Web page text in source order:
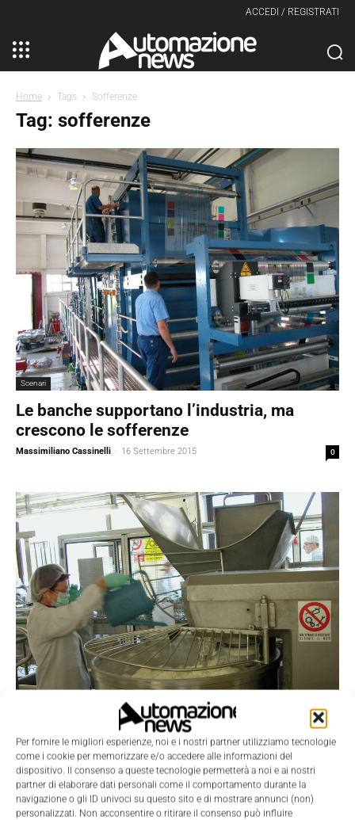
Per fornire le migliori esperienze, noi e i nostri partner utilizziamo tecnologie
come i cookie per memorizzare e/o accedere alle informazioni del
dispositivo. Il consenso a queste tecnologie permetterà a noi e ai nostri
partner di elaborare dati personali come il comportamento durante la
navigazione o gli ID univoci su questo sito e di mostrare annunci (non)
personalizzati. Non acconsentire o ritirare il consenso può influire
ACCEDI / REGISTRATI
Home Tags Sofferenze
Tag: sofferenze
Scenari
Le banche supportano l’industria, ma
crescono le sofferenze
Massimiliano Cassinelli - 16 Settembre 2015 0
Crescono ancora le sofferenze bancarie
Massimiliano Cassinelli - 20 Maggio 2015